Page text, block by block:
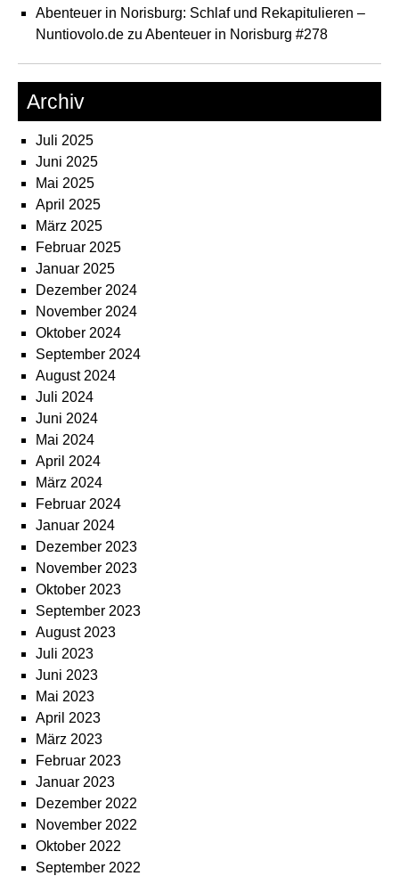
Abenteuer in Norisburg: Schlaf und Rekapitulieren –
Nuntiovolo.de zu Abenteuer in Norisburg #278
Archiv
Juli 2025
Juni 2025
Mai 2025
April 2025
März 2025
Februar 2025
Januar 2025
Dezember 2024
November 2024
Oktober 2024
September 2024
August 2024
Juli 2024
Juni 2024
Mai 2024
April 2024
März 2024
Februar 2024
Januar 2024
Dezember 2023
November 2023
Oktober 2023
September 2023
August 2023
Juli 2023
Juni 2023
Mai 2023
April 2023
März 2023
Februar 2023
Januar 2023
Dezember 2022
November 2022
Oktober 2022
September 2022